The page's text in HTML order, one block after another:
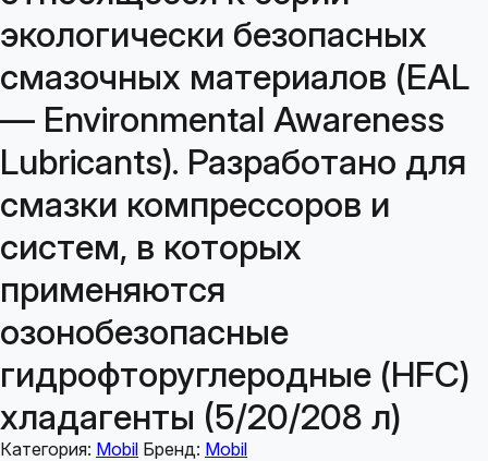
экологически безопасных
смазочных материалов (EAL
— Environmental Awareness
Lubricants). Разработано для
смазки компрессоров и
систем, в которых
применяются
озонобезопасные
гидрофторуглеродные (HFC)
хладагенты (5/20/208 л)
Категория: Mobil Бренд: Mobil